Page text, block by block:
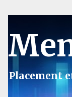
Placement